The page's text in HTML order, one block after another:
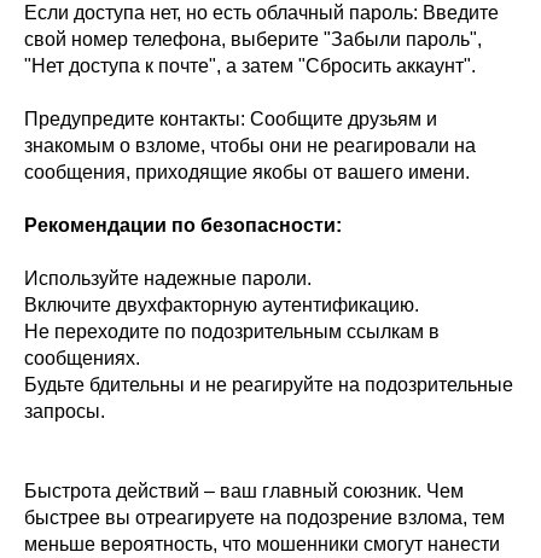
Если доступа нет, но есть облачный пароль: Введите
свой номер телефона, выберите "Забыли пароль",
"Нет доступа к почте", а затем "Сбросить аккаунт".
Предупредите контакты: Сообщите друзьям и
знакомым о взломе, чтобы они не реагировали на
сообщения, приходящие якобы от вашего имени.
Рекомендации по безопасности:
Используйте надежные пароли.
Включите двухфакторную аутентификацию.
Не переходите по подозрительным ссылкам в
сообщениях.
Будьте бдительны и не реагируйте на подозрительные
запросы.
Быстрота действий – ваш главный союзник. Чем
быстрее вы отреагируете на подозрение взлома, тем
меньше вероятность, что мошенники смогут нанести